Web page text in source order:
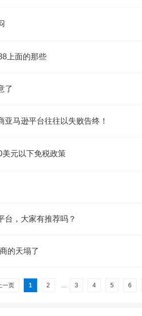
上面的那些
了
马逊平台往往以失败告终！
元以下免税政策
台，大家有推荐吗？
的天塌了
一页 1 2 … 3 4 5 6